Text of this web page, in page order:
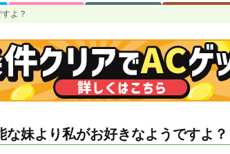
よ？
妹より私がお好きなようですよ？